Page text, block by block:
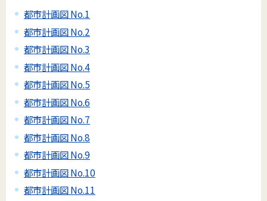
都市計画図 No.1
都市計画図 No.2
都市計画図 No.3
都市計画図 No.4
都市計画図 No.5
都市計画図 No.6
都市計画図 No.7
都市計画図 No.8
都市計画図 No.9
都市計画図 No.10
都市計画図 No.11